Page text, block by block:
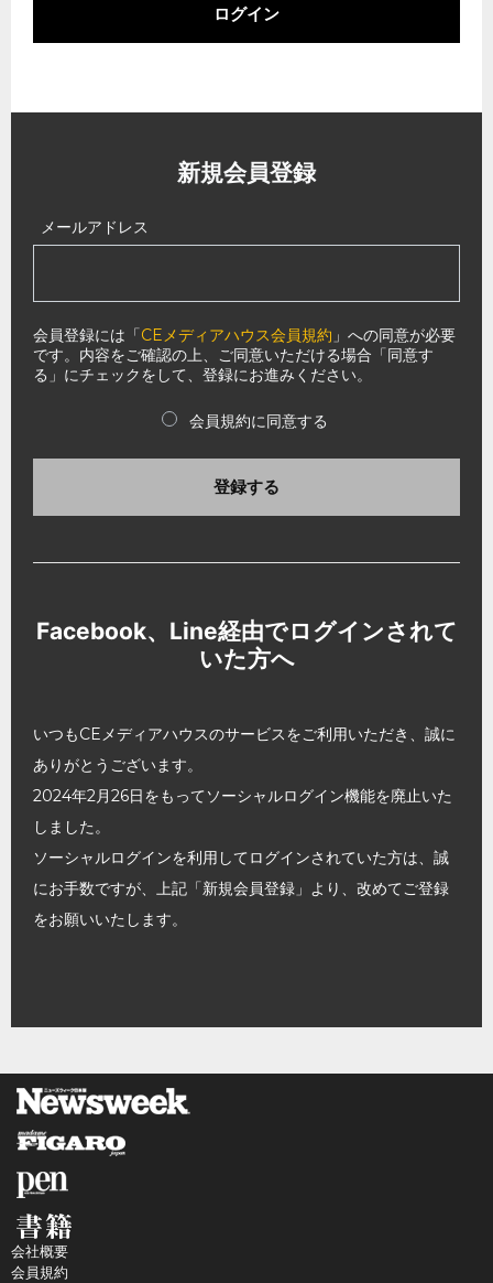
ログイン
新規会員登録
メールアドレス
会員登録には「CEメディアハウス会員規約 」への同意が必要
です。内容をご確認の上、ご同意いただける場合「同意す
る」にチェックをして、登録にお進みください。
会員規約に同意する
登録する
Facebook、Line経由でログインされて
いた方へ
いつもCEメディアハウスのサービスをご利用いただき、誠に
ありがとうございます。
2024年2月26日をもってソーシャルログイン機能を廃止いた
しました。
ソーシャルログインを利用してログインされていた方は、誠
にお手数ですが、上記「新規会員登録」より、改めてご登録
をお願いいたします。
会社概要
会員規約